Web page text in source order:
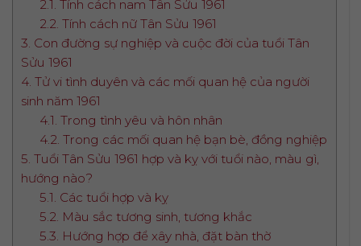
2.1. Tính cách nam Tân Sửu 1961
2.2. Tính cách nữ Tân Sửu 1961
3. Con đường sự nghiệp và cuộc đời của tuổi Tân
Sửu 1961
4. Tử vi tình duyên và các mối quan hệ của người
sinh năm 1961
4.1. Trong tình yêu và hôn nhân
4.2. Trong các mối quan hệ bạn bè, đồng nghiệp
5. Tuổi Tân Sửu 1961 hợp và kỵ với tuổi nào, màu gì,
hướng nào?
5.1. Các tuổi hợp và kỵ
5.2. Màu sắc tương sinh, tương khắc
5.3. Hướng hợp để xây nhà, đặt bàn thờ